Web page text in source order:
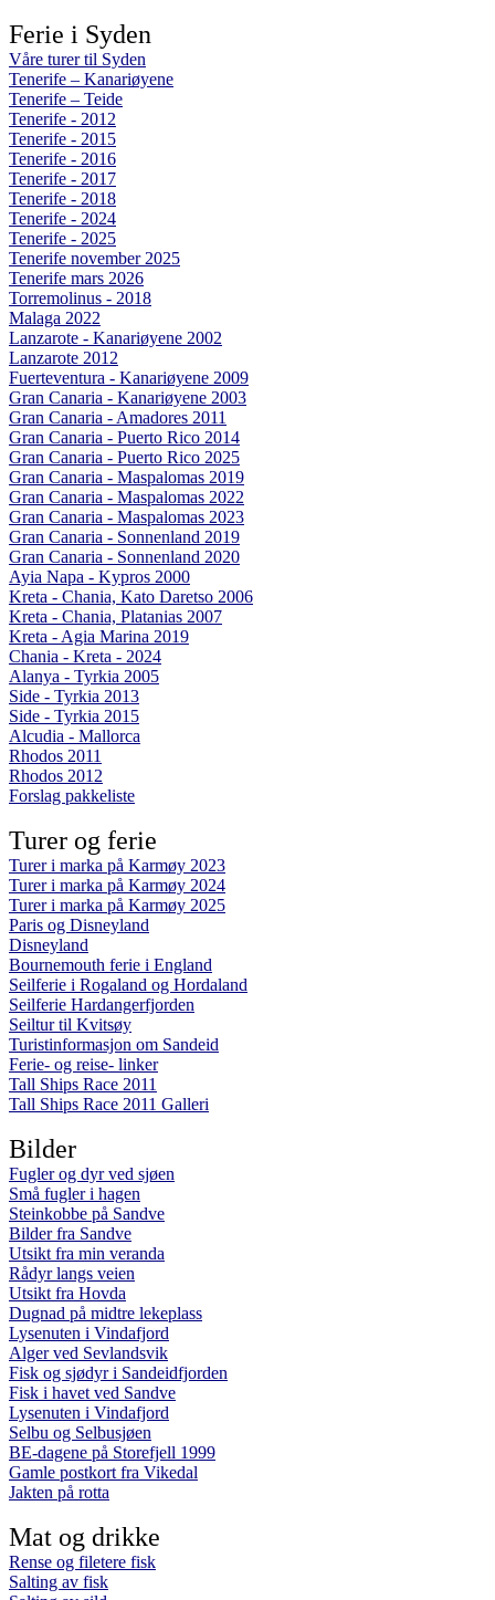
Ferie i Syden
Våre turer til Syden
Tenerife – Kanariøyene
Tenerife – Teide
Tenerife - 2012
Tenerife - 2015
Tenerife - 2016
Tenerife - 2017
Tenerife - 2018
Tenerife - 2024
Tenerife - 2025
Tenerife november 2025
Tenerife mars 2026
Torremolinus - 2018
Malaga 2022
Lanzarote - Kanariøyene 2002
Lanzarote 2012
Fuerteventura - Kanariøyene 2009
Gran Canaria - Kanariøyene 2003
Gran Canaria - Amadores 2011
Gran Canaria - Puerto Rico 2014
Gran Canaria - Puerto Rico 2025
Gran Canaria - Maspalomas 2019
Gran Canaria - Maspalomas 2022
Gran Canaria - Maspalomas 2023
Gran Canaria - Sonnenland 2019
Gran Canaria - Sonnenland 2020
Ayia Napa - Kypros 2000
Kreta - Chania, Kato Daretso 2006
Kreta - Chania, Platanias 2007
Kreta - Agia Marina 2019
Chania - Kreta - 2024
Alanya - Tyrkia 2005
Side - Tyrkia 2013
Side - Tyrkia 2015
Alcudia - Mallorca
Rhodos 2011
Rhodos 2012
Forslag pakkeliste
Turer og ferie
Turer i marka på Karmøy 2023
Turer i marka på Karmøy 2024
Turer i marka på Karmøy 2025
Paris og Disneyland
Disneyland
Bournemouth ferie i England
Seilferie i Rogaland og Hordaland
Seilferie Hardangerfjorden
Seiltur til Kvitsøy
Turistinformasjon om Sandeid
Ferie- og reise- linker
Tall Ships Race 2011
Tall Ships Race 2011 Galleri
Bilder
Fugler og dyr ved sjøen
Små fugler i hagen
Steinkobbe på Sandve
Bilder fra Sandve
Utsikt fra min veranda
Rådyr langs veien
Utsikt fra Hovda
Dugnad på midtre lekeplass
Lysenuten i Vindafjord
Alger ved Sevlandsvik
Fisk og sjødyr i Sandeidfjorden
Fisk i havet ved Sandve
Lysenuten i Vindafjord
Selbu og Selbusjøen
BE-dagene på Storefjell 1999
Gamle postkort fra Vikedal
Jakten på rotta
Mat og drikke
Rense og filetere fisk
Salting av fisk